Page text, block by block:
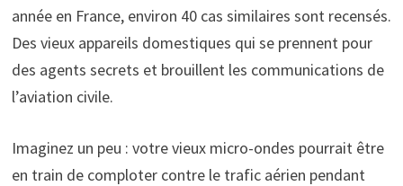
année en France, environ 40 cas similaires sont recensés.
Des vieux appareils domestiques qui se prennent pour
des agents secrets et brouillent les communications de
l’aviation civile.
Imaginez un peu : votre vieux micro-ondes pourrait être
en train de comploter contre le trafic aérien pendant